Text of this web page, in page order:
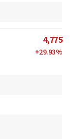
4,775
+29.93%